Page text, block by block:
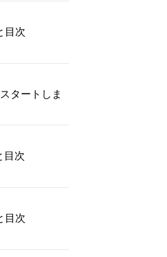
目次
タートしま
目次
目次